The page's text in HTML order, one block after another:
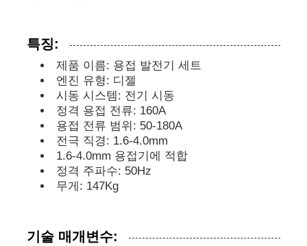
디젤 발전기 세트
가솔린 발전기 세트
인버터 발전기 세트
휴대용 발전기 세트
특징:
제품 이름: 용접 발전기 세트
엔진 유형: 디젤
시동 시스템: 전기 시동
정격 용접 전류: 160A
용접 전류 범위: 50-180A
전극 직경: 1.6-4.0mm
1.6-4.0mm 용접기에 적합
정격 주파수: 50Hz
무게: 147Kg
기술 매개변수: